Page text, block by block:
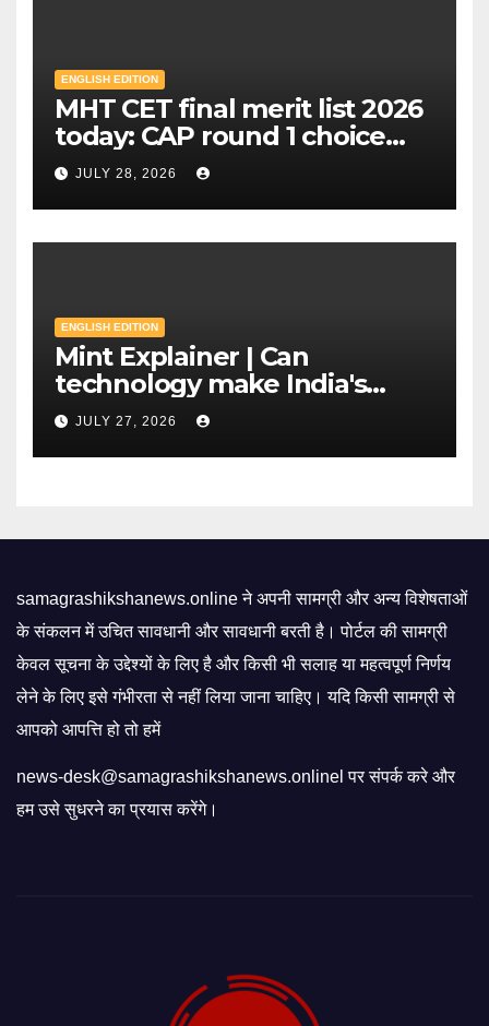
ENGLISH EDITION
MHT CET final merit list 2026
today: CAP round 1 choice
filling starts, here's what
candidates should know |
Mint
JULY 28, 2026
ENGLISH EDITION
Mint Explainer | Can
technology make India's
exams leak-proof? | Mint
JULY 27, 2026
samagrashikshanews.online ने अपनी सामग्री और अन्य विशेषताओं
के संकलन में उचित सावधानी और सावधानी बरती है। पोर्टल की सामग्री
केवल सूचना के उद्देश्यों के लिए है और किसी भी सलाह या महत्वपूर्ण निर्णय
लेने के लिए इसे गंभीरता से नहीं लिया जाना चाहिए। यदि किसी सामग्री से
आपको आपत्ति हो तो हमें
news-desk@samagrashikshanews.onlinel पर संपर्क करे और
हम उसे सुधरने का प्रयास करेंगे।